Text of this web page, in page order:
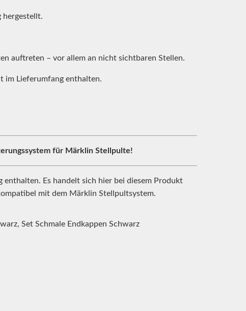
hergestellt.
auftreten – vor allem an nicht sichtbaren Stellen.
im Lieferumfang enthalten.
für Märklin Stellpulte!
Es handelt sich hier bei diesem Produkt
mit dem Märklin Stellpultsystem.
Set Schmale Endkappen Schwarz